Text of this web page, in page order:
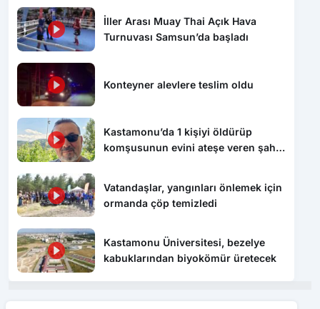
İller Arası Muay Thai Açık Hava
Turnuvası Samsun’da başladı
Konteyner alevlere teslim oldu
Kastamonu’da 1 kişiyi öldürüp
komşusunun evini ateşe veren şahıs
Vatandaşlar, yangınları önlemek için
ormanda çöp temizledi
Kastamonu Üniversitesi, bezelye
kabuklarından biyokömür üretecek